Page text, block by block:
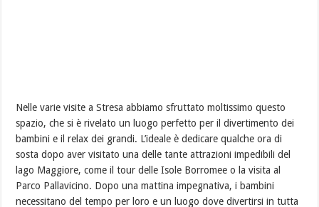
Nelle varie visite a Stresa abbiamo sfruttato moltissimo questo
spazio, che si è rivelato un luogo perfetto per il divertimento dei
bambini e il relax dei grandi. L’ideale è dedicare qualche ora di
sosta dopo aver visitato una delle tante attrazioni impedibili del
lago Maggiore, come il tour delle Isole Borromee o la visita al
Parco Pallavicino. Dopo una mattina impegnativa, i bambini
necessitano del tempo per loro e un luogo dove divertirsi in tutta